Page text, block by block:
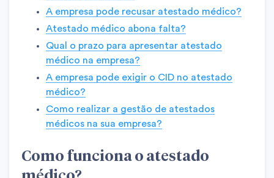
A empresa pode recusar atestado médico?
Atestado médico abona falta?
Qual o prazo para apresentar atestado
médico na empresa?
A empresa pode exigir o CID no atestado
médico?
Como realizar a gestão de atestados
médicos na sua empresa?
Como funciona o atestado